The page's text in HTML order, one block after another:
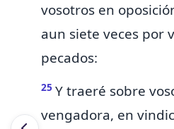
vosotros en
aun siete veces por
pecados:
25 Y traeré sobre
vengadora, en